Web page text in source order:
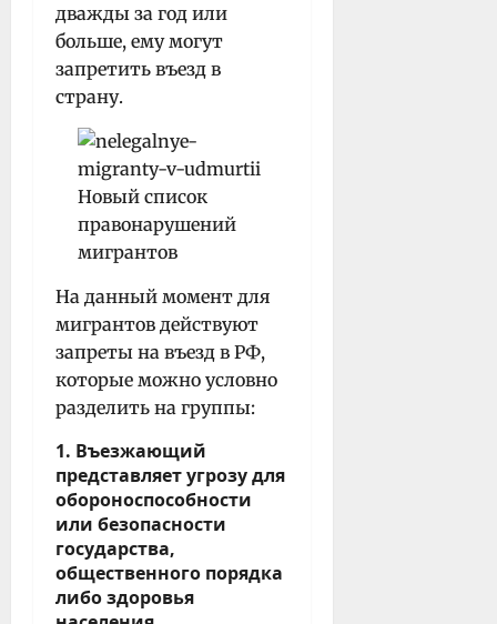
дважды за год или
больше, ему могут
запретить въезд в
страну.
На данный момент для
мигрантов действуют
запреты на въезд в РФ,
которые можно условно
разделить на группы:
1. Въезжающий
представляет угрозу для
обороноспособности
или безопасности
государства,
общественного порядка
либо здоровья